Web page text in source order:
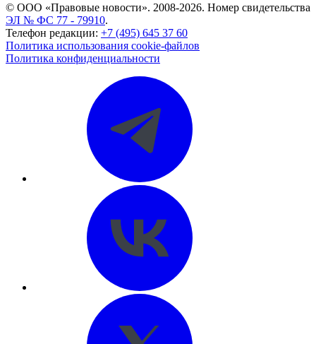
© ООО «Правовые новости». 2008-2026. Номер свидетельства
ЭЛ № ФС 77 - 79910.
Телефон редакции: +7 (495) 645 37 60
Политика использования cookie-файлов
Политика конфиденциальности